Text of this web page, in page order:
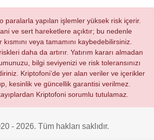
paralarla yapılan işlemler yüksek risk içerir.
ve sert hareketlere açıktır; bu nedenle
kısmını veya tamamını kaybedebilirsiniz.
daha da artırır. Yatırım kararı almadan
bilgi seviyenizi ve risk toleransınızı
Kriptofoni’de yer alan veriler ve içerikler
kesinlik ve güncellik garantisi verilmez.
Kriptofoni sorumlu tutulamaz.
- 2026. Tüm hakları saklıdır.